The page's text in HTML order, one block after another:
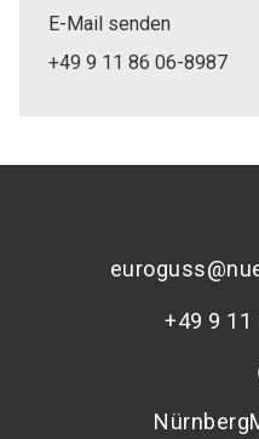
E-Mail senden
+49 9 11 86 06-8987
+49 9 11